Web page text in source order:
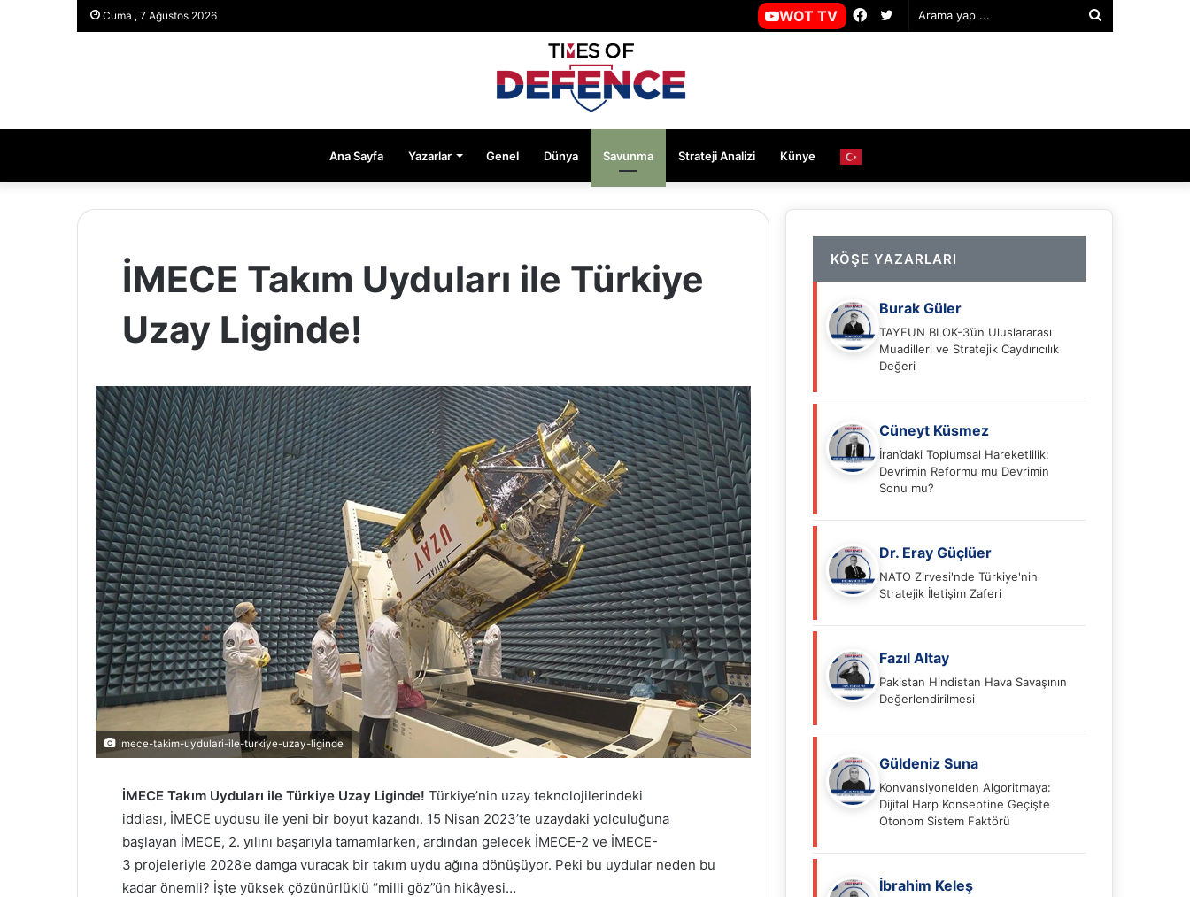
Cuma , 7 Ağustos 2026 Twitter
Facebook
WOT TV
Ana Sayfa Yazarlar Genel Dünya Savunma Strateji Analizi Künye
İMECE Takım Uyduları ile Türkiye
Uzay Liginde!
imece-takim-uydulari-ile-turkiye-uzay-liginde
İMECE Takım Uyduları ile Türkiye Uzay Liginde! Türkiye’nin uzay teknolojilerindeki
iddiası, İMECE uydusu ile yeni bir boyut kazandı. 15 Nisan 2023’te uzaydaki yolculuğuna
başlayan İMECE, 2. yılını başarıyla tamamlarken, ardından gelecek İMECE-2 ve İMECE-
3 projeleriyle 2028’e damga vuracak bir takım uydu ağına dönüşüyor. Peki bu uydular neden bu
kadar önemli? İşte yüksek çözünürlüklü “milli göz”ün hikâyesi…
KÖŞE YAZARLARI
Burak Güler
TAYFUN BLOK-3’ün Uluslararası
Muadilleri ve Stratejik Caydırıcılık
Değeri
Cüneyt Küsmez
İran’daki Toplumsal Hareketlilik:
Devrimin Reformu mu Devrimin
Sonu mu?
Dr. Eray Güçlüer
NATO Zirvesi'nde Türkiye'nin
Stratejik İletişim Zaferi
Fazıl Altay
Pakistan Hindistan Hava Savaşının
Değerlendirilmesi
Güldeniz Suna
Konvansiyonelden Algoritmaya:
Dijital Harp Konseptine Geçişte
Otonom Sistem Faktörü
İbrahim Keleş